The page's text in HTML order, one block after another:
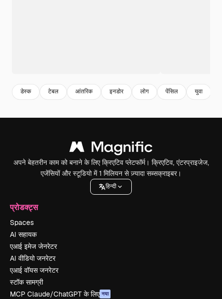
डेस्क टेबल आंतरिक इनडोर लोग पेंसिल युवा
अपने बेहतरीन काम को बनाने के लिए क्रिएटिव प्लेटफॉर्म। क्रिएटिव, एंटरप्राइजेज,
एजेंसियों और स्टूडियो में 1 मिलियन से ज़्यादा सब्सक्राइबर।
हिन्दी
प्रोडक्ट्स
Spaces
AI सहायक
एआई इमेज जेनरेटर
AI वीडियो जनरेटर
एआई वॉयस जनरेटर
स्टॉक सामग्री
MCP Claude/ChatGPT के लिए नया